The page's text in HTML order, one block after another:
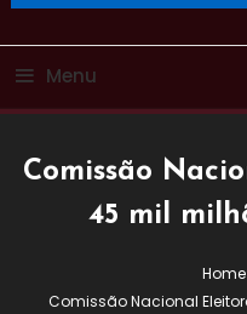
Menu
Comissão
45 mil
Home
Comissão Nacional